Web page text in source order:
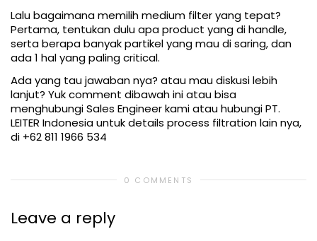
Lalu bagaimana memilih medium filter yang tepat?
Pertama, tentukan dulu apa product yang di handle,
serta berapa banyak partikel yang mau di saring, dan
ada 1 hal yang paling critical.
Ada yang tau jawaban nya? atau mau diskusi lebih
lanjut? Yuk comment dibawah ini atau bisa
menghubungi Sales Engineer kami atau hubungi PT.
LEITER Indonesia untuk details process filtration lain nya,
di +62 811 1966 534
0 COMMENTS
Leave a reply